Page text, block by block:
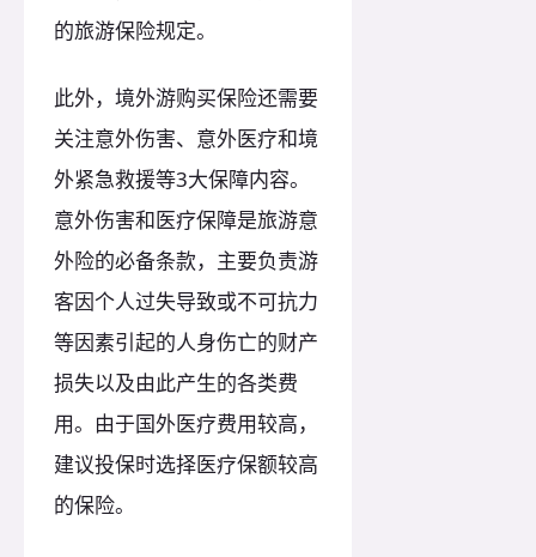
的旅游保险规定。
此外，境外游购买保险还需要
关注意外伤害、意外医疗和境
外紧急救援等3大保障内容。
意外伤害和医疗保障是旅游意
外险的必备条款，主要负责游
客因个人过失导致或不可抗力
等因素引起的人身伤亡的财产
损失以及由此产生的各类费
用。由于国外医疗费用较高，
建议投保时选择医疗保额较高
的保险。